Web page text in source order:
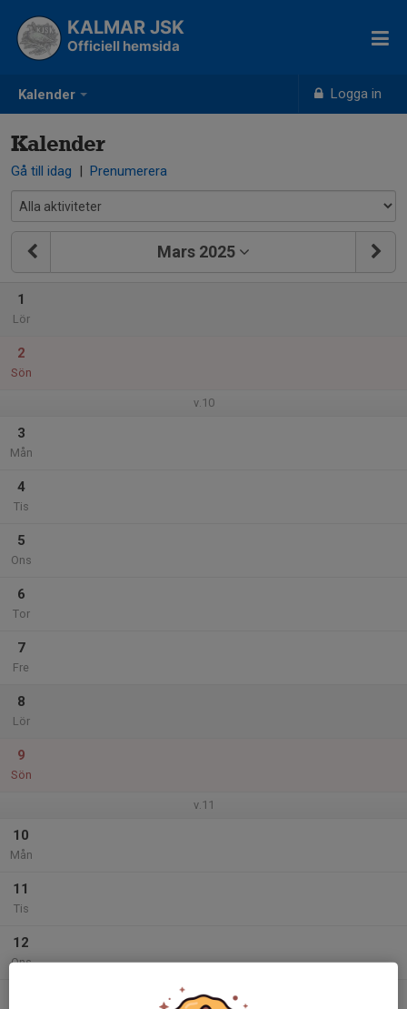
Kalender Logga in
KALMAR JSK
Officiell hemsida
Kalender
Gå till idag | Prenumerera
Mars 2025
1
Lör
2
Sön
v.10
3
Mån
4
Tis
5
Ons
6
Tor
7
Fre
8
Lör
9
Sön
v.11
10
Mån
11
Tis
12
Ons